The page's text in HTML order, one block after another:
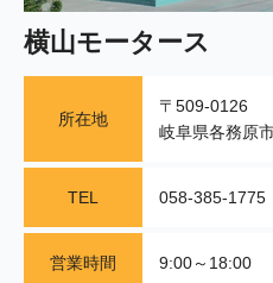
横山モータース
所在地
〒509-0126
岐阜県各務原
TEL 058-385-1775
営業時間 9:00～18:00